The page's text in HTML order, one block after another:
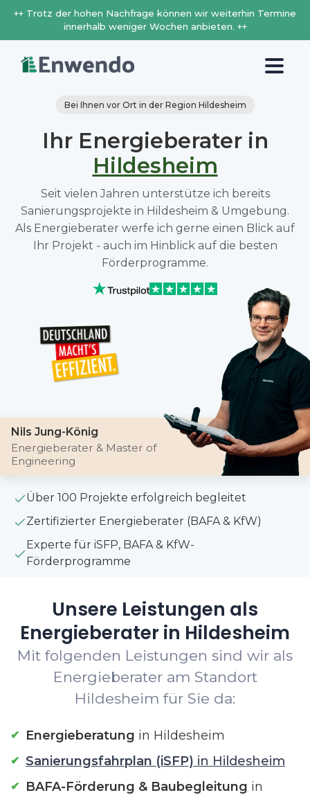
++ Trotz der hohen Nachfrage können wir weiterhin Termine
innerhalb weniger Wochen anbieten. ++
Bei Ihnen vor Ort in der Region Hildesheim
Ihr Energieberater in
Hildesheim
Seit vielen Jahren unterstütze ich bereits
Sanierungsprojekte in Hildesheim & Umgebung.
Als Energieberater werfe ich gerne einen Blick auf
Ihr Projekt - auch im Hinblick auf die besten
Förderprogramme.
Nils Jung-König
Energieberater & Master of
Engineering
Über 100 Projekte erfolgreich begleitet
Zertifizierter Energieberater (BAFA & KfW)
Experte für iSFP, BAFA & KfW-
Förderprogramme
Unsere Leistungen als
Energieberater in Hildesheim
Mit folgenden Leistungen sind wir als
Energieberater am Standort
Hildesheim für Sie da:
Energieberatung in Hildesheim
Sanierungsfahrplan (iSFP) in Hildesheim
BAFA-Förderung & Baubegleitung in